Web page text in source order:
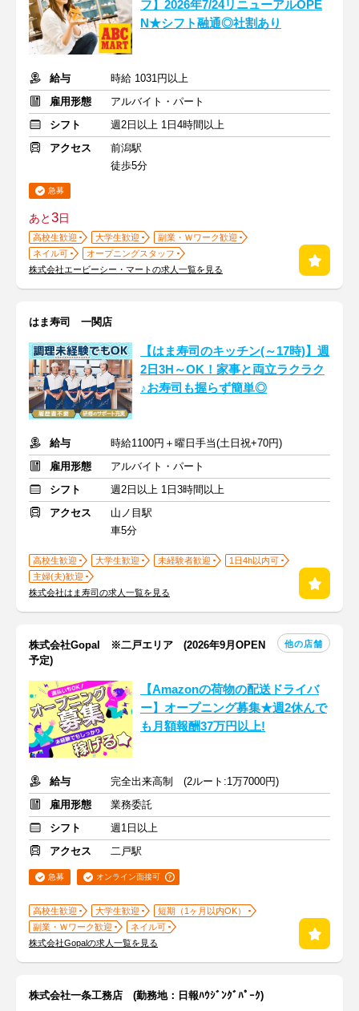
フ】2026年7/24リニューアルOPE
N★シフト融通◎社割あり
給与
時給 1031円以上
雇用形態
アルバイト・パート
シフト
週2日以上 1日4時間以上
アクセス
前潟駅
徒歩5分
急募
あと3日
高校生歓迎 大学生歓迎
副業・Ｗワーク歓迎
ネイル可
オープニングスタッフ
株式会社エービーシー・マートの求人一覧を見る
はま寿司 一関店
【はま寿司のキッチン(～17時)】週
2日3H～OK！家事と両立ラクラク
♪お寿司も握らず簡単◎
給与
時給1100円＋曜日手当(土日祝+70円)
雇用形態
アルバイト・パート
シフト
週2日以上 1日3時間以上
アクセス
山ノ目駅
車5分
高校生歓迎 大学生歓迎 未経験者歓迎
1日4h以内可
主婦(夫)歓迎
株式会社はま寿司の求人一覧を見る
株式会社Gopal ※二戸エリア (2026年9月OPEN
予定)
他の店舗
【Amazonの荷物の配送ドライバ
ー】オープニング募集★週2休んで
も月額報酬37万円以上!
給与
完全出来高制 (2ルート:1万7000円)
雇用形態
業務委託
シフト
週1日以上
アクセス
二戸駅
急募 オンライン面接可
高校生歓迎 大学生歓迎
短期（1ヶ月以内OK）
副業・Ｗワーク歓迎
ネイル可
株式会社Gopalの求人一覧を見る
株式会社一条工務店 (勤務地：日報ﾊｳｼﾞﾝｸﾞﾊﾟｰｸ)